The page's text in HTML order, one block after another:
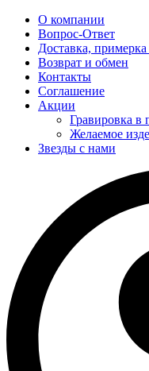
О компании
Вопрос-Ответ
Доставка, примерка
Возврат и обмен
Контакты
Соглашение
Акции
Гравировка в
Желаемое
Звезды с нами